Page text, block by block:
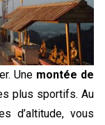
Une montée de
plus sportifs. Au
d’altitude, vous